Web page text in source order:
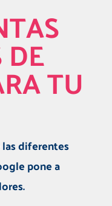
TU
diferentes
pone a